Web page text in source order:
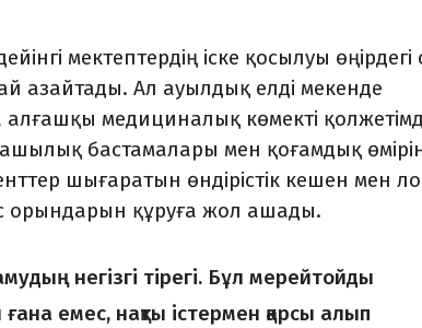
мектеп­тердің іске қосылуы өңірдегі
Ал ауылдық елді мекенде
медициналық көмекті
бастамалары мен қоғамдық
шыға­ратын өндірістік кешен мен
құруға жол ашады.
негізгі тірегі. Бұл мерейтойды
емес, нақты іс­термен қарсы алып